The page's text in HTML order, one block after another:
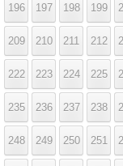
196 197 198 199
209 210 211 212
222 223 224 225
235 236 237 238
248 249 250 251